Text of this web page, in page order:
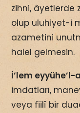
zihni, âyetlerde
olup uluhiyet-i
azametini
halel gelmesin.
İ’lem eyyühe’l-
imdatları,
veya fiilî bir